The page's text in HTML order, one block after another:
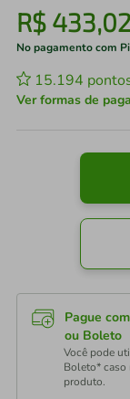
R$ 433,
No pagamento com
15.194
Ver formas de
Pague
ou Boleto
Você pode
Boleto* caso
produto.